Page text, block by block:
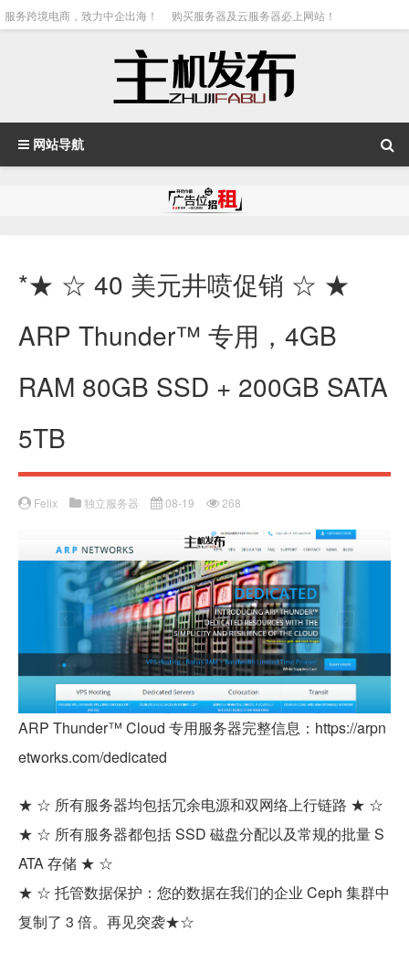
服务跨境电商，致力中企出海！ 购买服务器及云服务器必上网站！
网站导航
*★ ☆ 40 美元井喷促销 ☆ ★
ARP Thunder™ 专用，4GB
RAM 80GB SSD + 200GB SATA
5TB
Felix 独立服务器 08-19 268
ARP Thunder™ Cloud 专用服务器完整信息：https://arpn
etworks.com/dedicated
★ ☆ 所有服务器均包括冗余电源和双网络上行链路 ★ ☆
★ ☆ 所有服务器都包括 SSD 磁盘分配以及常规的批量 S
ATA 存储 ★ ☆
★ ☆ 托管数据保护：您的数据在我们的企业 Ceph 集群中
复制了 3 倍。再见突袭★☆